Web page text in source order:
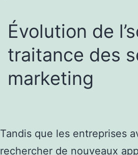
Évolution de
traitance des
marketing
Tandis que les entreprises
rechercher de nouveaux